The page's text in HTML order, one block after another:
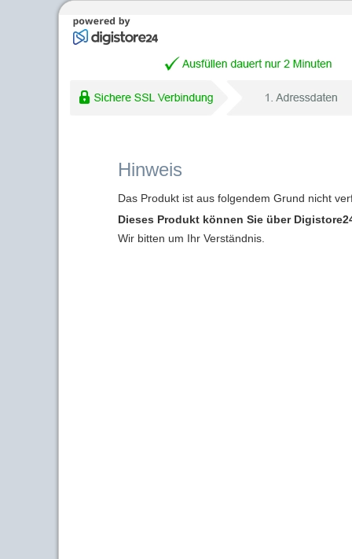
Hinweis
Das Produkt ist aus folgendem Grund nicht
Dieses Produkt können Sie über
Wir bitten um Ihr Verständnis.